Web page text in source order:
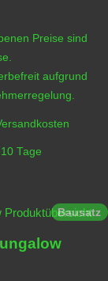
Preise sind
aufgrund
Tage
Bausatz